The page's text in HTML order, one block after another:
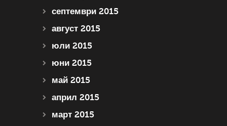
септември 2015
август 2015
юли 2015
юни 2015
май 2015
април 2015
март 2015